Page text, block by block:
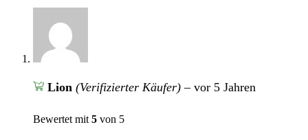
Lion (Verifizierter Käufer) – vor 5 Jahren
Bewertet mit 5 von 5